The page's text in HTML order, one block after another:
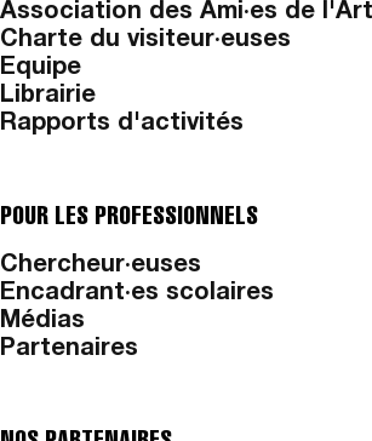
Association des Ami·es de
Charte du visiteur·euses
Equipe
Librairie
Rapports d'activités
POUR LES PROFESSIONNELS
Chercheur·euses
Encadrant·es scolaires
Médias
Partenaires